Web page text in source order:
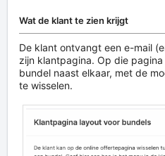
Wat de klant te zien krijgt
De klant ontvangt een e-mail
zijn klantpagina. Op die
bundel naast elkaar, met de
te wisselen.